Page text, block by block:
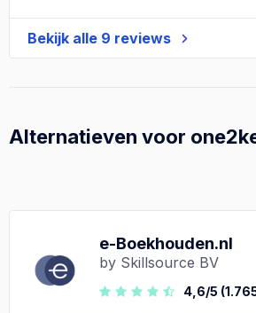
Bekijk alle 9 reviews
Alternatieven voor
e-Boekhouden.nl
by Skillsource BV
4,6/5